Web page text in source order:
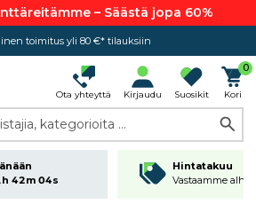
– Säästä jopa 60%
toimitus yli 80 €* tilauksiin
Hintatakuu
Ota yhteyttä Kirjaudu Suosikit
0
Kori
kategorioita ...
42m 03s
Hintatakuu
Vastaamme